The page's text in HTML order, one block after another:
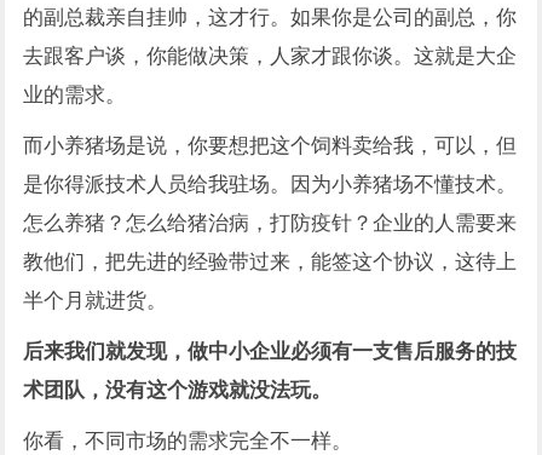
的副总裁亲自挂帅，这才行。如果你是公司的副总，你
去跟客户谈，你能做决策，人家才跟你谈。这就是大企
业的需求。
而小养猪场是说，你要想把这个饲料卖给我，可以，但
是你得派技术人员给我驻场。因为小养猪场不懂技术。
怎么养猪？怎么给猪治病，打防疫针？企业的人需要来
教他们，把先进的经验带过来，能签这个协议，这待上
半个月就进货。
后来我们就发现，做中小企业必须有一支售后服务的技
术团队，没有这个游戏就没法玩。
你看，不同市场的需求完全不一样。